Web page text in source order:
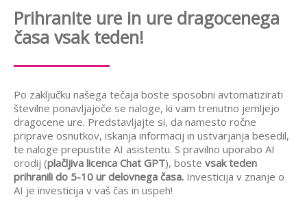
Prihranite ure in ure dragocenega
časa vsak teden!
Po zaključku našega tečaja boste sposobni avtomatizirati
številne ponavljajoče se naloge, ki vam trenutno jemljejo
dragocene ure. Predstavljajte si, da namesto ročne
priprave osnutkov, iskanja informacij in ustvarjanja besedil,
te naloge prepustite AI asistentu. S pravilno uporabo AI
orodij (plačljiva licenca Chat GPT), boste vsak teden
prihranili do 5-10 ur delovnega časa. Investicija v znanje o
AI je investicija v vaš čas in uspeh!